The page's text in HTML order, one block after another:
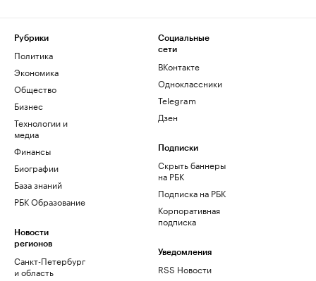
Рубрики
Политика
Экономика
Общество
Бизнес
Технологии и
медиа
Финансы
Биографии
База знаний
РБК Образование
Новости
регионов
Санкт-Петербург
и область
Социальные
сети
ВКонтакте
Одноклассники
Telegram
Дзен
Подписки
Скрыть баннеры
на РБК
Подписка на РБК
Корпоративная
подписка
Уведомления
RSS Новости